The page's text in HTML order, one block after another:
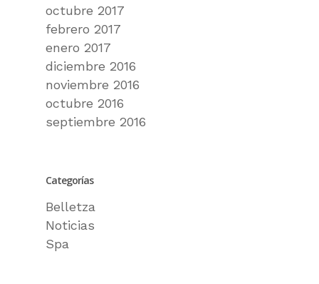
octubre 2017
febrero 2017
enero 2017
diciembre 2016
noviembre 2016
octubre 2016
septiembre 2016
Categorías
Belletza
Noticias
Spa